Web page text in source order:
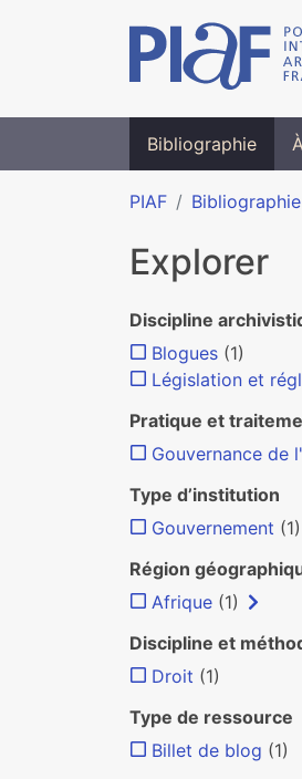
Bibliographie
PIAF
Explorer
Discipline
Blogues (1)
Législation et
Pratique et
Gouvernance de
Type d’institution
Gouvernement (1)
Région
Afrique (1)
Discipline et
Droit (1)
Type de ressource
Billet de blog (1)